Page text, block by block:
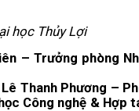
học Thủy Lợi
– Trưởng phòng
Thanh Phương –
Công nghệ & Hợp